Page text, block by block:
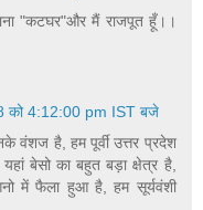
"कटघर"और मैं राजपूत हूँ।।
को 4:12:00 pm IST बजे
वंशज है, हम पूर्वी उत्तर प्रदेश
बेसो का बहुत बड़ा क्षेत्र है,
में फैला हुआ है, हम सूर्यवंशी